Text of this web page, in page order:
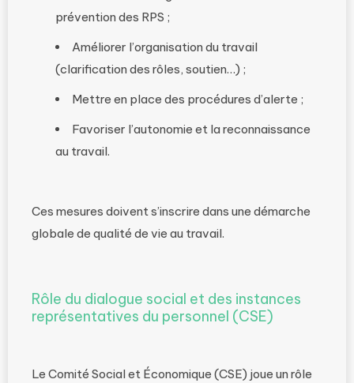
prévention des RPS ;
Améliorer l’organisation du travail
(clarification des rôles, soutien…) ;
Mettre en place des procédures d’alerte ;
Favoriser l’autonomie et la reconnaissance
au travail.
Ces mesures doivent s’inscrire dans une démarche
globale de qualité de vie au travail.
Rôle du dialogue social et des instances
représentatives du personnel (CSE)
Le Comité Social et Économique (CSE) joue un rôle